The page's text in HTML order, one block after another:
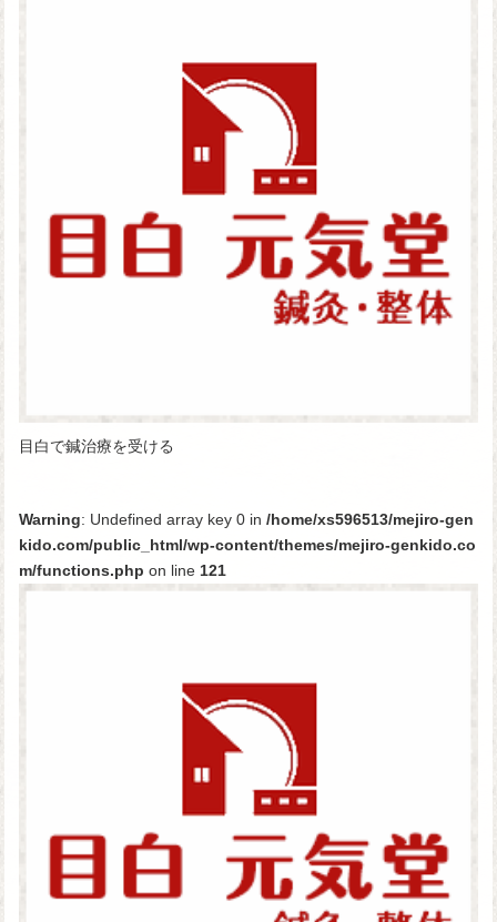
目白で鍼治療を受ける
Warning: Undefined array key 0 in /home/xs596513/mejiro-gen
kido.com/public_html/wp-content/themes/mejiro-genkido.co
m/functions.php on line 121